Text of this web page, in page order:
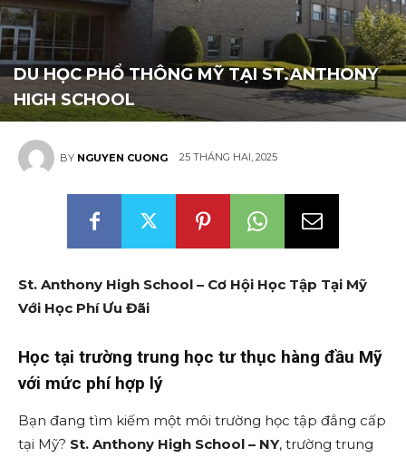
DU HỌC PHỔ THÔNG MỸ TẠI ST.ANTHONY
HIGH SCHOOL
BY NGUYEN CUONG 25 THÁNG HAI, 2025
St. Anthony High School – Cơ Hội Học Tập Tại Mỹ
Với Học Phí Ưu Đãi
Học tại trường trung học tư thục hàng đầu Mỹ
với mức phí hợp lý
Bạn đang tìm kiếm một môi trường học tập đẳng cấp
tại Mỹ? St. Anthony High School – NY, trường trung